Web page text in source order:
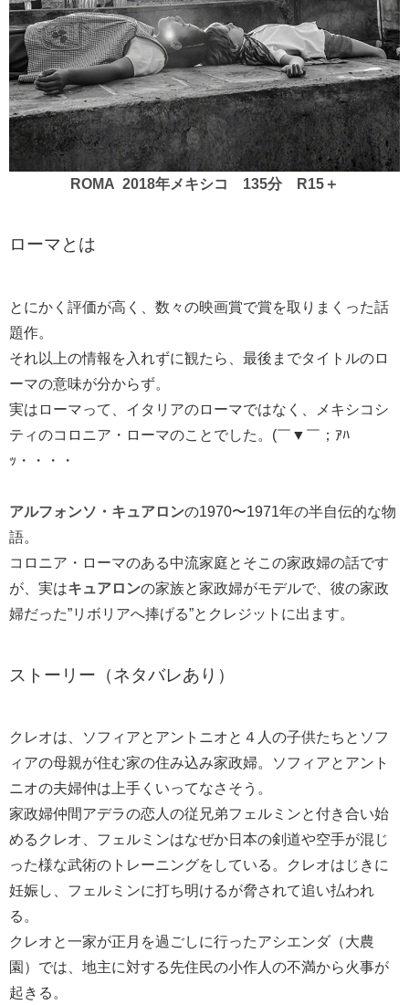
ROMA 2018年メキシコ 135分 R15＋
ローマとは
とにかく評価が高く、数々の映画賞で賞を取りまくった話
題作。
それ以上の情報を入れずに観たら、最後までタイトルのロ
ーマの意味が分からず。
実はローマって、イタリアのローマではなく、メキシコシ
ティのコロニア・ローマのことでした。(￣▼￣；ｱﾊ
ｯ・・・・
アルフォンソ・キュアロンの1970〜1971年の半自伝的な物
語。
コロニア・ローマのある中流家庭とそこの家政婦の話です
が、実はキュアロンの家族と家政婦がモデルで、彼の家政
婦だった”リボリアへ捧げる”とクレジットに出ます。
ストーリー（ネタバレあり）
クレオは、ソフィアとアントニオと４人の子供たちとソフ
ィアの母親が住む家の住み込み家政婦。ソフィアとアント
ニオの夫婦仲は上手くいってなさそう。
家政婦仲間アデラの恋人の従兄弟フェルミンと付き合い始
めるクレオ、フェルミンはなぜか日本の剣道や空手が混じ
った様な武術のトレーニングをしている。クレオはじきに
妊娠し、フェルミンに打ち明けるが脅されて追い払われ
る。
クレオと一家が正月を過ごしに行ったアシエンダ（大農
園）では、地主に対する先住民の小作人の不満から火事が
起きる。